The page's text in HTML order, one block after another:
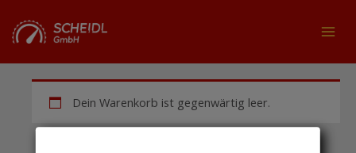
Inhalt
springen
Dein Warenkorb ist gegenwärtig leer.